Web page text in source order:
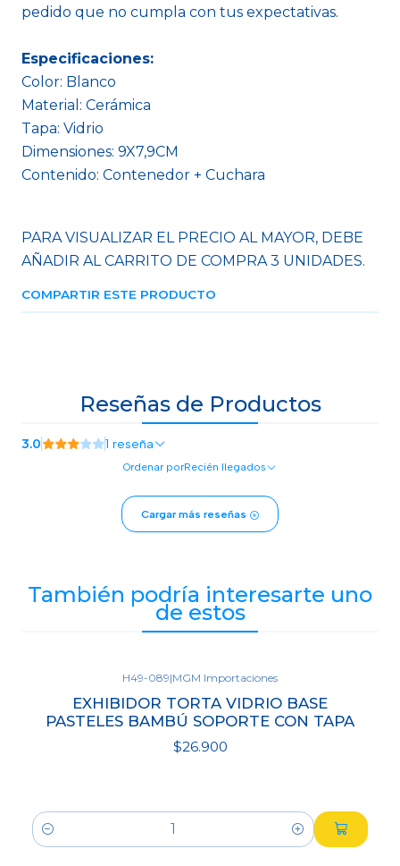
pedido que no cumpla con tus expectativas.
Especificaciones:
Color: Blanco
Material: Cerámica
Tapa: Vidrio
Dimensiones: 9X7,9CM
Contenido: Contenedor + Cuchara
PARA VISUALIZAR EL PRECIO AL MAYOR, DEBE
AÑADIR AL CARRITO DE COMPRA 3 UNIDADES.
COMPARTIR ESTE PRODUCTO
Reseñas de Productos
3.0 1 reseña
Ordenar porRecién llegados
Cargar más reseñas
También podría interesarte uno
de estos
H49-089|MGM Importaciones
EXHIBIDOR TORTA VIDRIO BASE
PASTELES BAMBÚ SOPORTE CON TAPA
$26.900
Cantidad